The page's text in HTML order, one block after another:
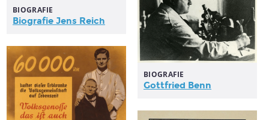
BIOGRAFIE
Gottfried Benn
BIOGRAFIE
Biografie Jens Reich